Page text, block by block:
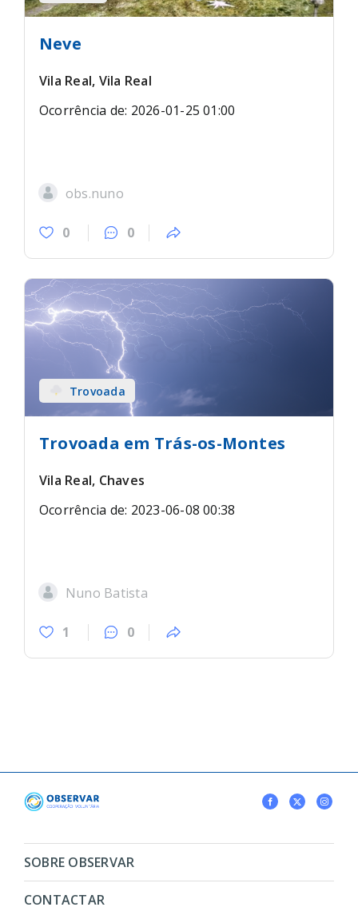
Neve
Vila Real, Vila Real
Ocorrência de: 2026-01-25 01:00
obs.nuno
0 0
Trovoada
Trovoada em Trás-os-Montes
Vila Real, Chaves
Ocorrência de: 2023-06-08 00:38
Nuno Batista
1 0
SOBRE OBSERVAR
CONTACTAR